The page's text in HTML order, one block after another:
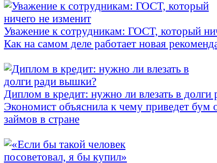
Уважение к сотрудникам: ГОСТ, который
Как на самом деле работает новая
Диплом в кредит: нужно ли влезать в
Экономист объяснила к чему приведет бум
займов в стране